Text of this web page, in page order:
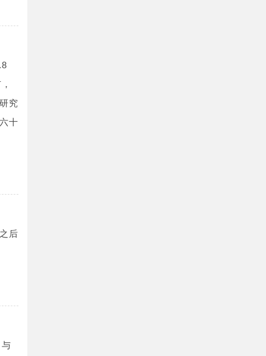
究
十
后